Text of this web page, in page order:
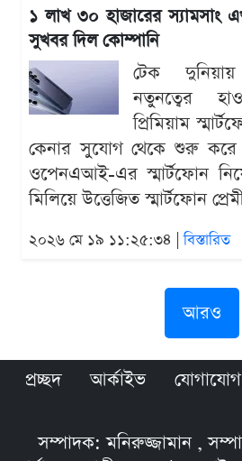
১ লাখ ৩০ হাজারের স্যামসাং
সুখবর দিল কোম্পানি
টেক
নতুনত্বের
প্রিমিয়াম
কেনার সুযোগ থেকে শুরু করে
ওপেনএআই-এর স্মার্টফোন
মিলিয়ে উত্তেজিত স্মার্টফোন
২০২৬ মে ১৯ ১১:২৫:৩৪ |বিস্তারিত
আরও
প্রচ্ছদ আর্কাইভ যোগাযোগ
সম্পাদক: মনিরুজ্জামান ,